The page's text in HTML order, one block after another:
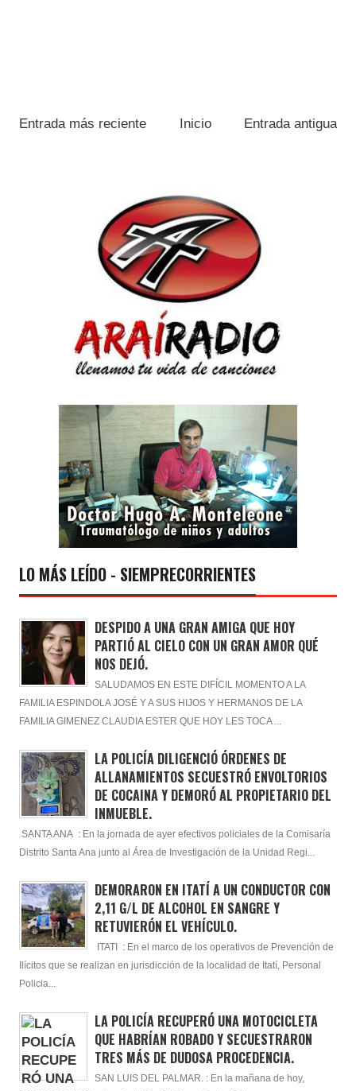
Entrada más reciente Entrada antigua
Inicio
LO MÁS LEÍDO - SIEMPRECORRIENTES
DESPIDO A UNA GRAN AMIGA QUE HOY
PARTIÓ AL CIELO CON UN GRAN AMOR QUÉ
NOS DEJÓ.
SALUDAMOS EN ESTE DIFÍCIL MOMENTO A LA
FAMILIA ESPINDOLA JOSÉ Y A SUS HIJOS Y HERMANOS DE LA
FAMILIA GIMENEZ CLAUDIA ESTER QUE HOY LES TOCA ...
LA POLICÍA DILIGENCIÓ ÓRDENES DE
ALLANAMIENTOS SECUESTRÓ ENVOLTORIOS
DE COCAINA Y DEMORÓ AL PROPIETARIO DEL
INMUEBLE.
SANTA ANA : En la jornada de ayer efectivos policiales de la Comisaría
Distrito Santa Ana junto al Área de Investigación de la Unidad Regi...
DEMORARON EN ITATÍ A UN CONDUCTOR CON
2,11 G/L DE ALCOHOL EN SANGRE Y
RETUVIERÓN EL VEHÍCULO.
ITATI : En el marco de los operativos de Prevención de
Ilícitos que se realizan en jurisdicción de la localidad de Itatí, Personal
Policia...
LA POLICÍA RECUPERÓ UNA MOTOCICLETA
QUE HABRÍAN ROBADO Y SECUESTRARON
TRES MÁS DE DUDOSA PROCEDENCIA.
SAN LUIS DEL PALMAR. : En la mañana de hoy,